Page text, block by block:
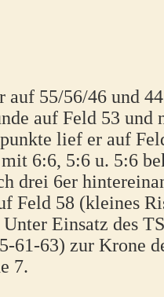
55/56/46 und
auf Feld 53 und
lief er auf
6:6, 5:6 u. 5:6
drei 6er
Feld 58 (kleines
Einsatz des
61-63) zur Krone
7.